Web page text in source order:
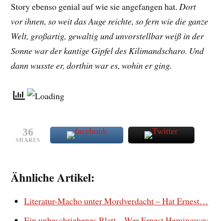
Story ebenso genial auf wie sie angefangen hat.Dort
vor ihnen, so weit das Auge reichte, so fern wie die ganze
Welt, großartig, gewaltig und unvorstellbar weiß in der
Sonne war der kantige Gipfel des Kilimandscharo. Und
dann wusste er, dorthin war es, wohin er ging.
36
SHARES
Ähnliche Artikel:
Literatur-Macho unter Mordverdacht – Hat Ernest…